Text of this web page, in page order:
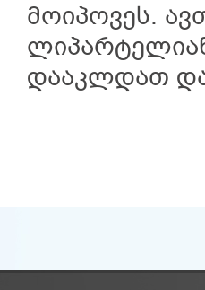
მოიპოვეს.
დააკლდათ